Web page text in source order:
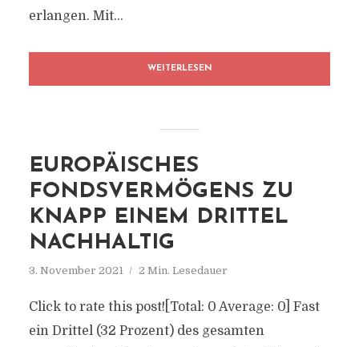
erlangen. Mit...
WEITERLESEN
EUROPÄISCHES
FONDSVERMÖGENS ZU
KNAPP EINEM DRITTEL
NACHHALTIG
3. November 2021 2 Min. Lesedauer
Click to rate this post![Total: 0 Average: 0] Fast
ein Drittel (32 Prozent) des gesamten